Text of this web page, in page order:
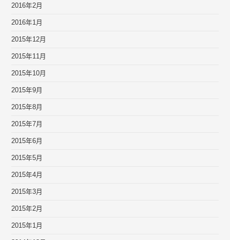
2016年2月
2016年1月
2015年12月
2015年11月
2015年10月
2015年9月
2015年8月
2015年7月
2015年6月
2015年5月
2015年4月
2015年3月
2015年2月
2015年1月